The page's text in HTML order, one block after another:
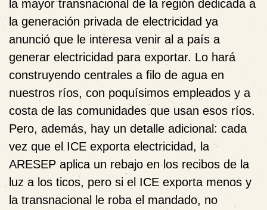
la mayor transnacional de la región dedicada a
la generación privada de electricidad ya
anunció que le interesa venir al a país a
generar electricidad para exportar. Lo hará
construyendo centrales a filo de agua en
nuestros ríos, con poquísimos empleados y a
costa de las comunidades que usan esos ríos.
Pero, además, hay un detalle adicional: cada
vez que el ICE exporta electricidad, la
ARESEP aplica un rebajo en los recibos de la
luz a los ticos, pero si el ICE exporta menos y
la transnacional le roba el mandado, no